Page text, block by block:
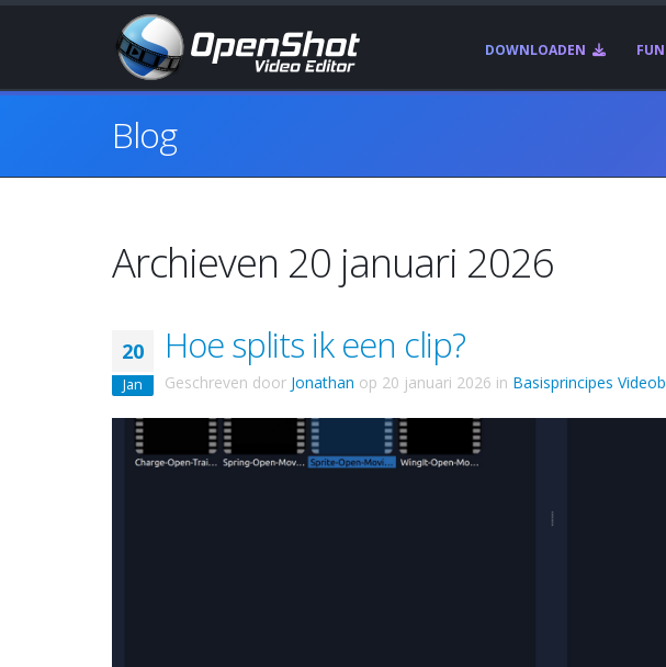
DOWNLOADEN
Blog
Archieven 20 januari 2026
20
Jan
Hoe splits ik een clip?
Geschreven door Jonathan op 20 januari 2026 in Basisprincipes